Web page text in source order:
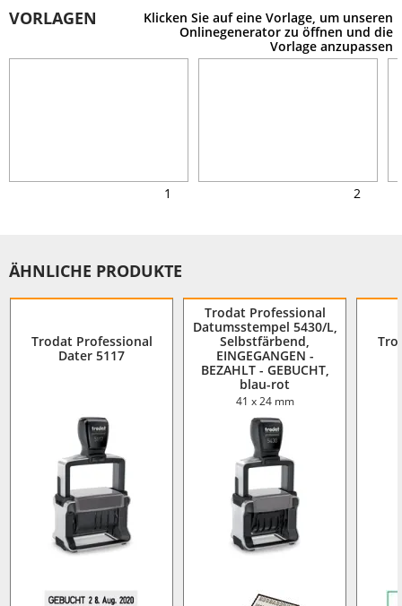
VORLAGEN
Klicken Sie auf eine Vorlage, um unseren
Onlinegenerator zu öffnen und die
Vorlage anzupassen
1 2
ÄHNLICHE PRODUKTE
Trodat Professional
Dater 5117
Trodat Professional
Datumsstempel 5430/L,
Selbstfärbend,
EINGEGANGEN -
BEZAHLT - GEBUCHT,
blau-rot
41 x 24 mm